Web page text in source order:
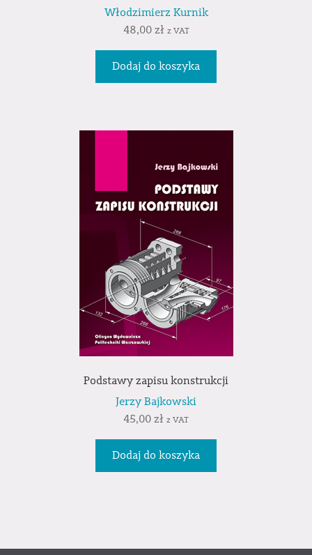
Włodzimierz Kurnik
48,00 zł z VAT
Dodaj do koszyka
Podstawy zapisu konstrukcji
Jerzy Bajkowski
45,00 zł z VAT
Dodaj do koszyka